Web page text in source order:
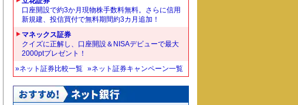
口座開設で約3か月現物株手数料無料。さらに信用
新規建、投信買付で無料期間約3カ月追加！
マネックス証券
クイズに正解し、口座開設＆NISAデビューで最大
2000ptプレゼント！
»ネット証券比較一覧 »ネット証券キャンペーン一覧